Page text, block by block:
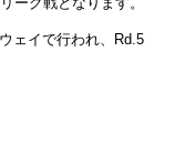
ェイで行われ、 Rd.5